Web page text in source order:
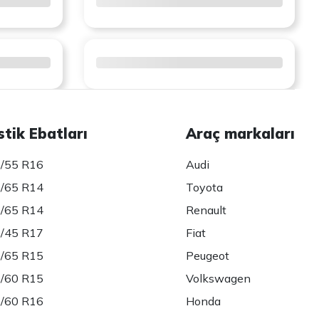
Ebatları
55 R16
65 R14
65 R14
45 R17
65 R15
60 R15
60 R16
Araç markaları
Audi
Toyota
Renault
Fiat
Peugeot
Volkswagen
Honda